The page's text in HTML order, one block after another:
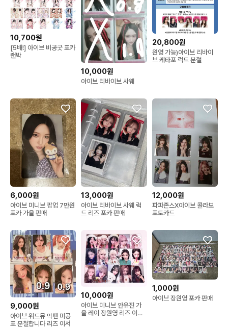
10,700원
[5배!] 아이브 비공굿 포카
랜박
10,000원
아이브 리바이브 사웨
20,800원
원영 가능)아이브 리바이
브 케타포 럭드 분철
6,000원
아이브 미니브 팝업 7만원
포카 가을 판매
13,000원
아이브 리바이브 사웨 럭
드 리즈 포카 판매
12,000원
파파존스X아이브 콜라보
포토카드
9,000원
아이브 위드뮤 막팬 미공
포 분철합니다 리즈 이서
10,000원
아이브 미니브 안유진 가
을 레이 장원영 리즈 이서
1,000원
아이브 장원영 포카 판매